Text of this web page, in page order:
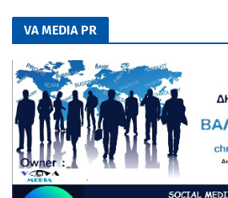
VA MEDIA PR